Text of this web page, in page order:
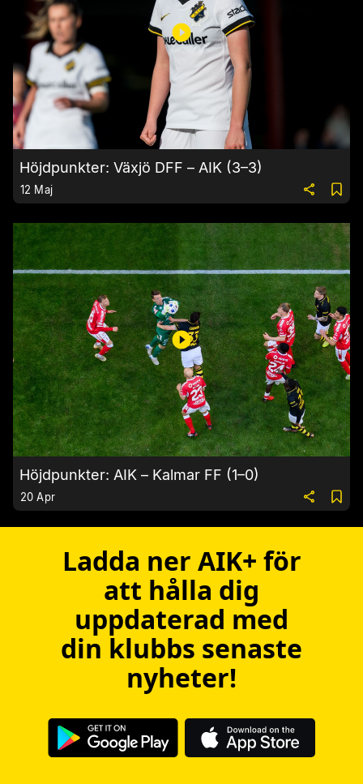
Höjdpunkter: Växjö DFF – AIK (3–3)
12 Maj
Höjdpunkter: AIK – Kalmar FF (1–0)
20 Apr
Ladda ner AIK+ för
att hålla dig
uppdaterad med
din klubbs senaste
nyheter!